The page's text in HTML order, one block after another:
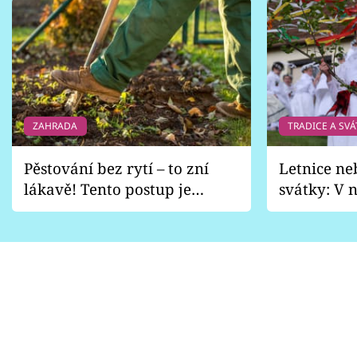
ZAHRADA
Pěstování bez rytí – to zní
lákavě! Tento postup je
vhodný jen pro některé
TRADICE A
Letnice
svátky: V
pondělí